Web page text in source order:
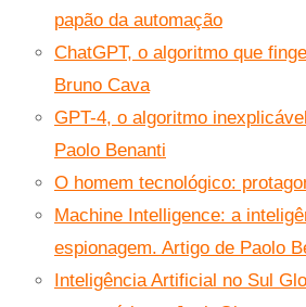
papão da automação
ChatGPT, o algoritmo que
Bruno Cava
GPT-4, o algoritmo
Paolo Benanti
O homem tecnológico:
Machine Intelligence: a
espionagem. Artigo de Paolo
Inteligência Artificial no Sul